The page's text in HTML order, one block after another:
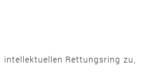
Rettungsring zu,